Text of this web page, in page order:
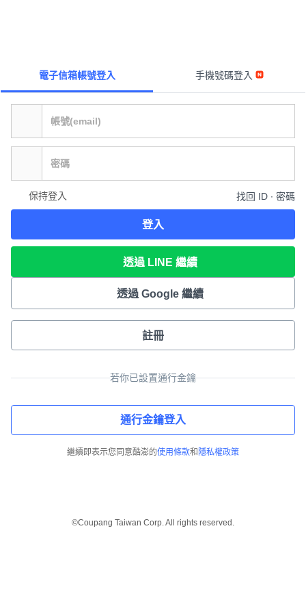
電子信箱帳號登入 手機號碼登入
保持登入 找回 ID ∙ 密碼
登入
透過 LINE 繼續
透過 Google 繼續
註冊
若你已設置通行金鑰
通行金鑰登入
繼續即表示您同意酷澎的使用條款和 隱私權政策
©Coupang Taiwan Corp. All rights reserved.